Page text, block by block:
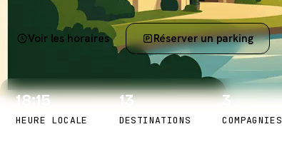
Voir les horaires Réserver un parking
18:15
HEURE LOCALE
13
DESTINATIONS
3
COMPAGNIES